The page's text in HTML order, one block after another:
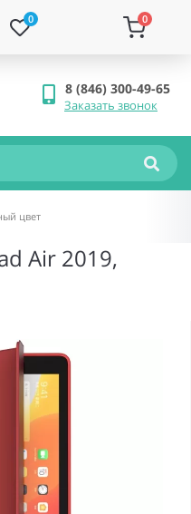
0 0
8 (846) 300-49-65
Заказать звонок
цвет
Air 2019,